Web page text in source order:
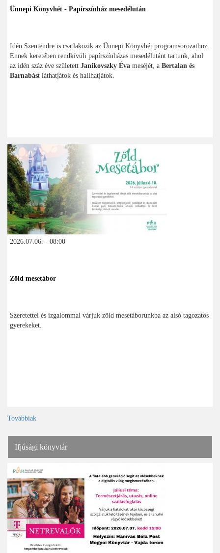
Ünnepi Könyvhét - Papírszínház mesedélután
Idén Szentendre is csatlakozik az Ünnepi Könyvhét programsorozathoz.
Ennek keretében rendkívüli papírszínházas mesedélutánt tartunk, ahol
az idén száz éve született Janikovszky Éva meséjét, a Bertalan és
Barnabást láthatjátok és hallhatjátok.
2026.07.06. - 08:00
Zöld mesetábor
Szeretettel és izgalommal várjuk zöld mesetáborunkba az alsó tagozatos
gyerekeket.
Továbbiak
Ifjúsági könyvtár